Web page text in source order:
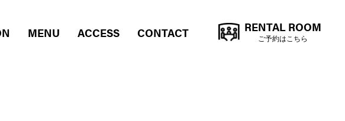
MENU ACCESS CONTACT RENTAL ROOM
ご予約はこちら